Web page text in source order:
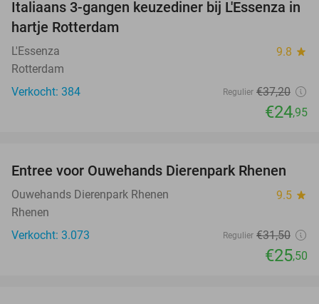
33%
Italiaans 3-gangen keuzediner bij L'Essenza in
hartje Rotterdam
L'Essenza 9.8 star
Rotterdam
Verkocht: 384
Regulier €37,20
€24,95
19%
Entree voor Ouwehands Dierenpark Rhenen
Ouwehands Dierenpark Rhenen 9.5 star
Rhenen
Verkocht: 3.073
Regulier €31,50
€25,50